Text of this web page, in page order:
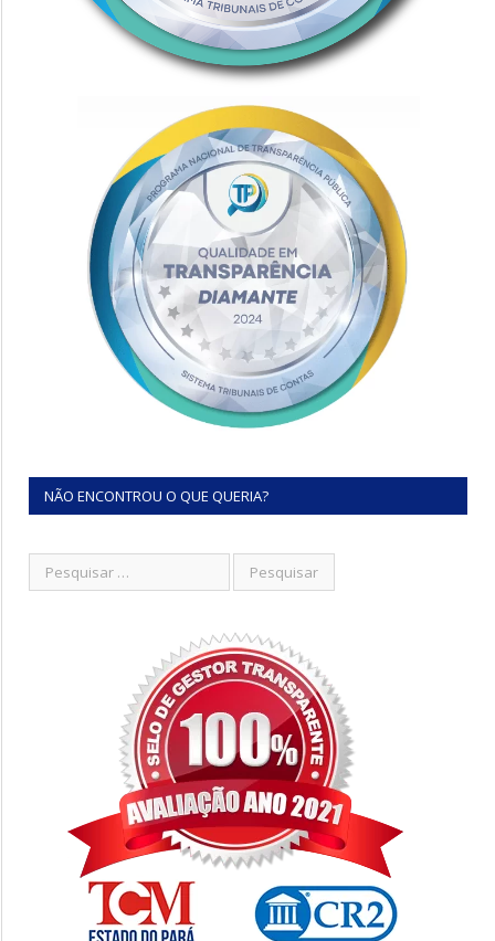
NÃO ENCONTROU O QUE QUERIA?